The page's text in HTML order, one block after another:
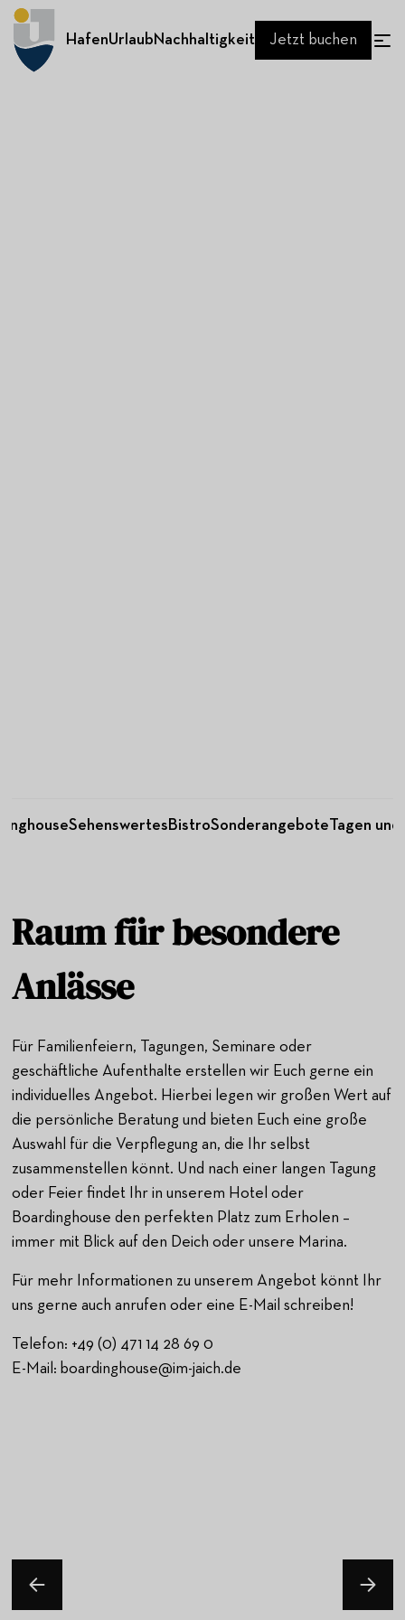
HafenUrlaubNachhaltigkeit Jetzt buchen
SehenswertesBistroSonderangeboteTagen und
Raum für besondere
Anlässe
Für Familienfeiern, Tagungen, Seminare oder
geschäftliche Aufenthalte erstellen wir Euch gerne ein
individuelles Angebot. Hierbei legen wir großen Wert auf
die persönliche Beratung und bieten Euch eine große
Auswahl für die Verpflegung an, die Ihr selbst
zusammenstellen könnt. Und nach einer langen Tagung
oder Feier findet Ihr in unserem Hotel oder
Boardinghouse den perfekten Platz zum Erholen –
immer mit Blick auf den Deich oder unsere Marina.
Für mehr Informationen zu unserem Angebot könnt Ihr
uns gerne auch anrufen oder eine E-Mail schreiben!
Telefon: +49 (0) 471 14 28 69 0
E-Mail: boardinghouse@im-jaich.de